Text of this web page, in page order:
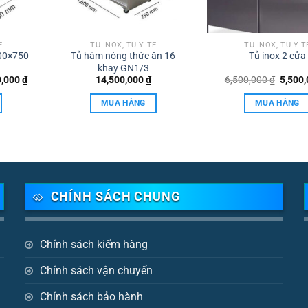
₫.
₫Giá
hiện
TỦ INOX, TỦ Y TẾ
Tủ hâm nóng thức ăn 16
khay GN1/3
14,500,000₫
MUA HÀNG
TỦ INOX, TỦ Y
Tủ inox 2 cửa
6,500,000₫ Giá
là:
MUA HÀNG
CHÍNH SÁCH CHUNG
Chính sách kiểm hàng
Chính sách vận chuyển
Chính sách bảo hành